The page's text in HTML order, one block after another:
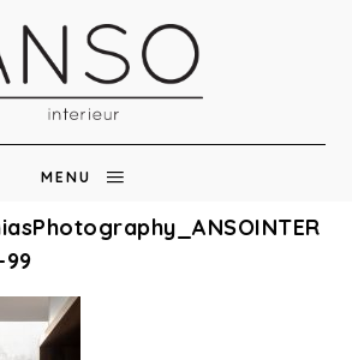
MENU
99